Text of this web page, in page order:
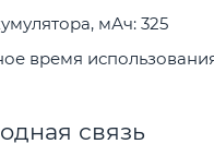
мАч: 325
время
связь